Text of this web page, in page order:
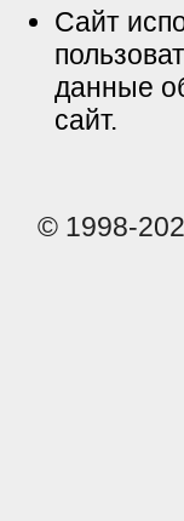
Сайт
данные
сайт.
© 1998-